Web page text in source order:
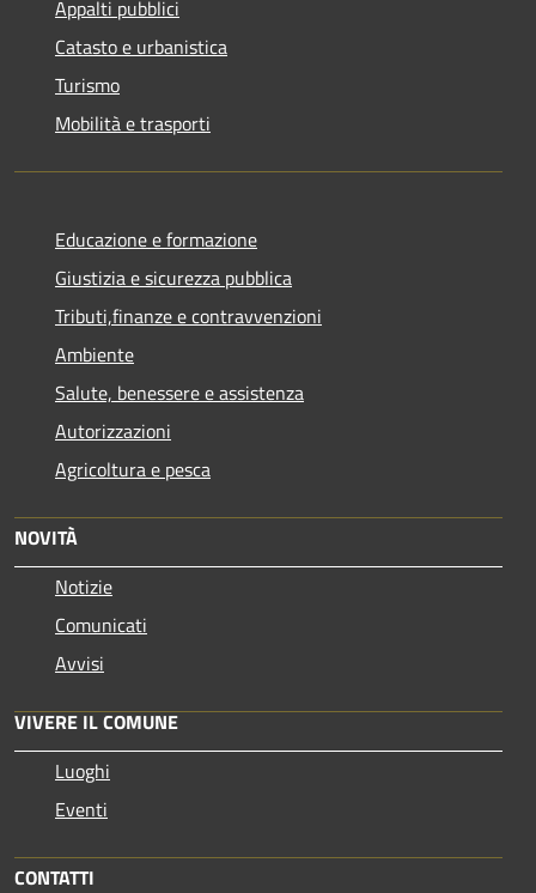
Appalti pubblici
Catasto e urbanistica
Turismo
Mobilità e trasporti
Educazione e formazione
Giustizia e sicurezza pubblica
Tributi,finanze e contravvenzioni
Ambiente
Salute, benessere e assistenza
Autorizzazioni
Agricoltura e pesca
NOVITÀ
Notizie
Comunicati
Avvisi
VIVERE IL COMUNE
Luoghi
Eventi
CONTATTI